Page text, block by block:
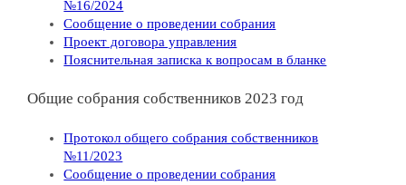
№16/2024
Сообщение о проведении собрания
Проект договора управления
Пояснительная записка к вопросам в бланке
Общие собрания собственников 2023 год
Протокол общего собрания собственников
№11/2023
Сообщение о проведении собрания